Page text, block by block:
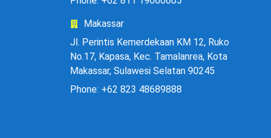
Makassar
Jl. Perintis Kemerdekaan KM 12, Ruko
No.17, Kapasa, Kec. Tamalanrea, Kota
Makassar, Sulawesi Selatan 90245
Phone: +62 823 48689888